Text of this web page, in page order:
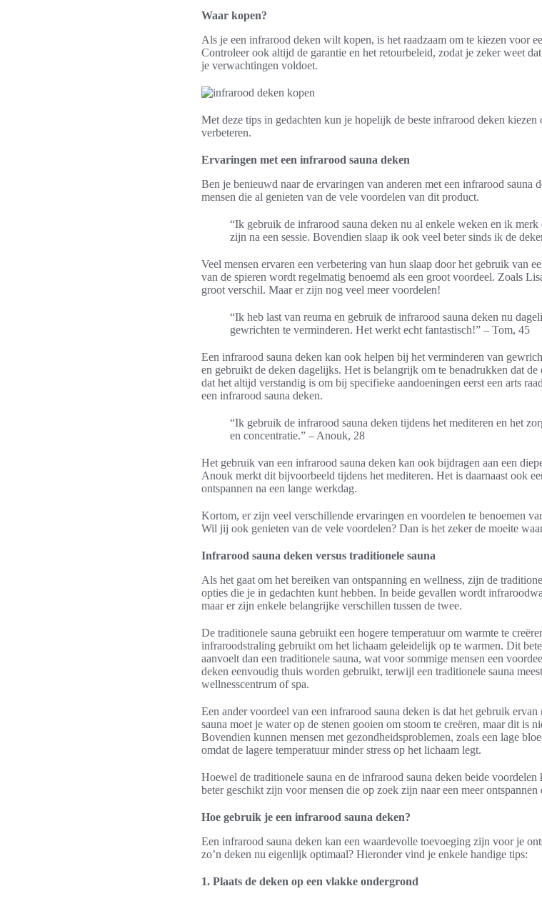
Waar kopen?
Als je een infrarood deken wilt kopen, is het raadzaam om te kiezen voor
Controleer ook altijd de garantie en het retourbeleid, zodat je zeker weet
je verwachtingen voldoet.
Met deze tips in gedachten kun je hopelijk de beste infrarood deken
verbeteren.
Ervaringen met een infrarood sauna deken
Ben je benieuwd naar de ervaringen van anderen met een infrarood sauna
mensen die al genieten van de vele voordelen van dit product.
“Ik gebruik de infrarood sauna deken nu al enkele weken en ik merk
zijn na een sessie. Bovendien slaap ik ook veel beter sinds ik de
Veel mensen ervaren een verbetering van hun slaap door het gebruik van
van de spieren wordt regelmatig benoemd als een groot voordeel. Zoals
groot verschil. Maar er zijn nog veel meer voordelen!
“Ik heb last van reuma en gebruik de infrarood sauna deken nu
gewrichten te verminderen. Het werkt echt fantastisch!” – Tom, 45
Een infrarood sauna deken kan ook helpen bij het verminderen van
en gebruikt de deken dagelijks. Het is belangrijk om te benadrukken dat
dat het altijd verstandig is om bij specifieke aandoeningen eerst een arts
een infrarood sauna deken.
“Ik gebruik de infrarood sauna deken tijdens het mediteren en het
en concentratie.” – Anouk, 28
Het gebruik van een infrarood sauna deken kan ook bijdragen aan een
Anouk merkt dit bijvoorbeeld tijdens het mediteren. Het is daarnaast ook
ontspannen na een lange werkdag.
Kortom, er zijn veel verschillende ervaringen en voordelen te benoemen
Wil jij ook genieten van de vele voordelen? Dan is het zeker de moeite
Infrarood sauna deken versus traditionele sauna
Als het gaat om het bereiken van ontspanning en wellness, zijn de
opties die je in gedachten kunt hebben. In beide gevallen wordt
maar er zijn enkele belangrijke verschillen tussen de twee.
De traditionele sauna gebruikt een hogere temperatuur om warmte te
infraroodstraling gebruikt om het lichaam geleidelijk op te warmen. Dit
aanvoelt dan een traditionele sauna, wat voor sommige mensen een
deken eenvoudig thuis worden gebruikt, terwijl een traditionele sauna
wellnesscentrum of spa.
Een ander voordeel van een infrarood sauna deken is dat het gebruik
sauna moet je water op de stenen gooien om stoom te creëren, maar dit is
Bovendien kunnen mensen met gezondheidsproblemen, zoals een lage
omdat de lagere temperatuur minder stress op het lichaam legt.
Hoewel de traditionele sauna en de infrarood sauna deken beide
beter geschikt zijn voor mensen die op zoek zijn naar een meer
Hoe gebruik je een infrarood sauna deken?
Een infrarood sauna deken kan een waardevolle toevoeging zijn voor je
zo’n deken nu eigenlijk optimaal? Hieronder vind je enkele handige tips:
1. Plaats de deken op een vlakke ondergrond